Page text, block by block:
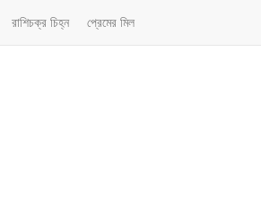
রাশিচক্র চিহ্ন প্রেমের মিল